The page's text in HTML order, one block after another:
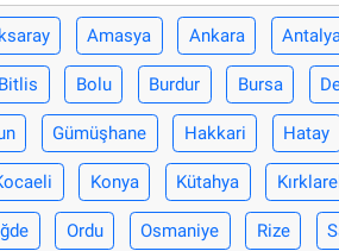
Amasya Ankara
Bitlis Bolu Burdur Bursa
Gümüşhane Hakkari Hatay
Konya Kütahya
Ordu Osmaniye Rize